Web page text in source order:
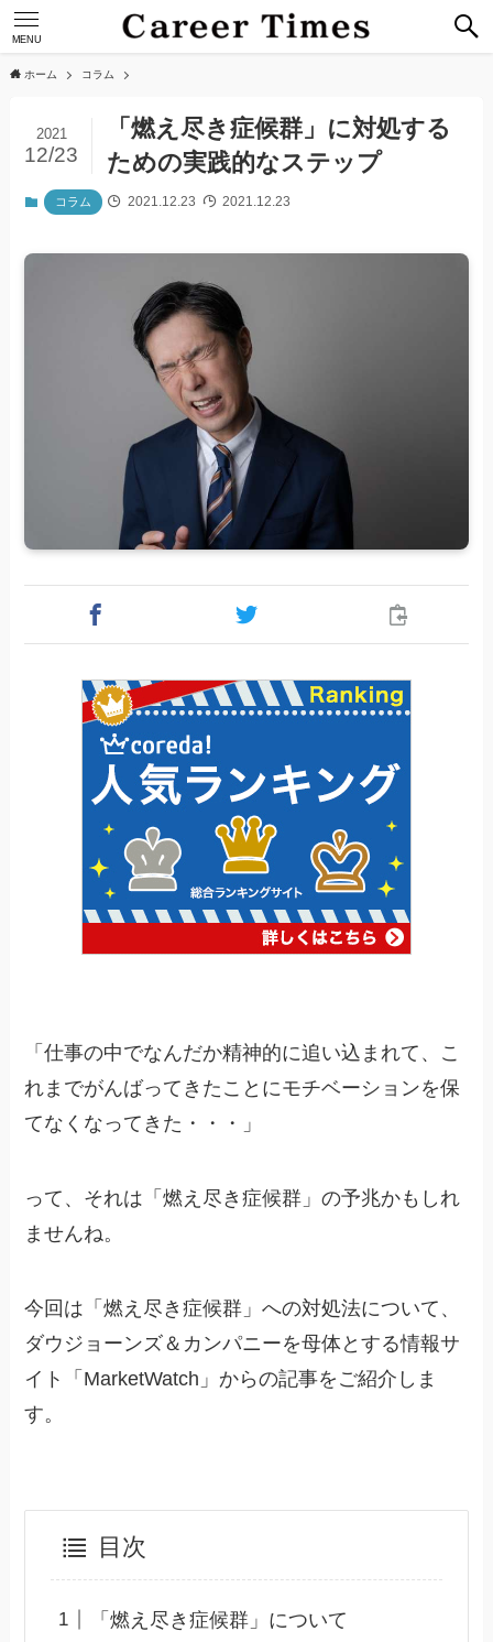
MENU
ホーム コラム
「燃え尽き症候群」に対処する
ための実践的なステップ
2021
12/23
コラム 2021.12.23 2021.12.23
「仕事の中でなんだか精神的に追い込まれて、こ
れまでがんばってきたことにモチベーションを保
てなくなってきた・・・」
って、それは「燃え尽き症候群」の予兆かもしれ
ませんね。
今回は「燃え尽き症候群」への対処法について、
ダウジョーンズ＆カンパニーを母体とする情報サ
イト「MarketWatch」からの記事をご紹介しま
す。
目次
「燃え尽き症候群」について